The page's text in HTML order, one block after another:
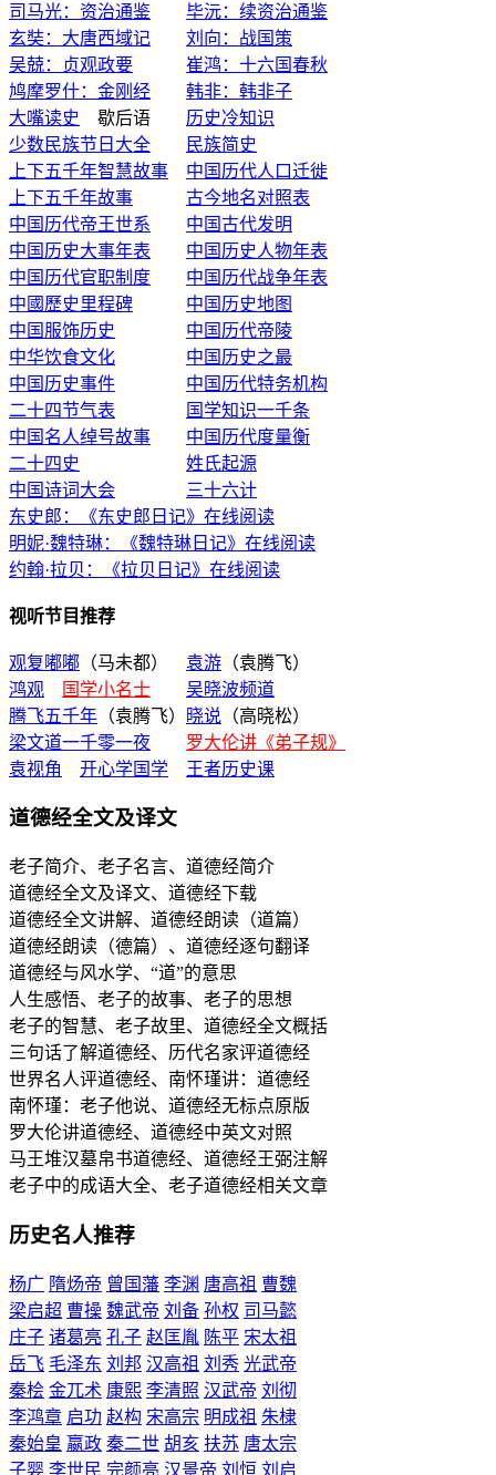
司马光：资治通鉴
毕沅：续资治通鉴
玄奘：大唐西域记
刘向：战国策
吴兢：贞观政要
崔鸿：十六国春秋
鸠摩罗什：金刚经
韩非：韩非子
大嘴读史 歇后语 历史冷知识
少数民族节日大全
民族简史
上下五千年智慧故事
中国历代人口迁徙
上下五千年故事
古今地名对照表
中国历代帝王世系
中国古代发明
中国历史大事年表
中国历史人物年表
中国历代官职制度
中国历代战争年表
中國歷史里程碑
中国历史地图
中国服饰历史
中国历代帝陵
中华饮食文化
中国历史之最
中国历史事件
中国历代特务机构
二十四节气表
国学知识一千条
中国名人绰号故事
中国历代度量衡
二十四史
姓氏起源
中国诗词大会
三十六计
东史郎：《东史郎日记》在线阅读
明妮·魏特琳：《魏特琳日记》在线阅读
约翰·拉贝：《拉贝日记》在线阅读
视听节目推荐
观复嘟嘟 （马未都） 袁游 （袁腾飞）
鸿观
国学小名士
吴晓波频道
腾飞五千年 （袁腾飞） 晓说 （高晓松）
梁文道一千零一夜
罗大伦讲《弟子规》
袁视角
开心学国学 王者历史课
道德经全文及译文
老子简介、老子名言、道德经简介
道德经全文及译文、道德经下载
道德经全文讲解、道德经朗读（道篇）
道德经朗读（德篇）、道德经逐句翻译
道德经与风水学、“道”的意思
人生感悟、老子的故事、老子的思想
老子的智慧、老子故里、道德经全文概括
三句话了解道德经、历代名家评道德经
世界名人评道德经、南怀瑾讲：道德经
南怀瑾：老子他说、道德经无标点原版
罗大伦讲道德经、道德经中英文对照
马王堆汉墓帛书道德经、道德经王弼注解
老子中的成语大全、老子道德经相关文章
历史名人推荐
杨广 隋炀帝 曾国藩 李渊 唐高祖 曹魏
梁启超 曹操 魏武帝 刘备 孙权 司马懿
庄子 诸葛亮 孔子 赵匡胤 陈平 宋太祖
岳飞 毛泽东 刘邦 汉高祖 刘秀 光武帝
秦桧 金兀术 康熙 李清照 汉武帝 刘彻
李鸿章 启功 赵构 宋高宗 明成祖 朱棣
秦始皇 嬴政 秦二世 胡亥 扶苏 唐太宗
子婴 李世民 完颜亮 汉景帝 刘恒 刘启